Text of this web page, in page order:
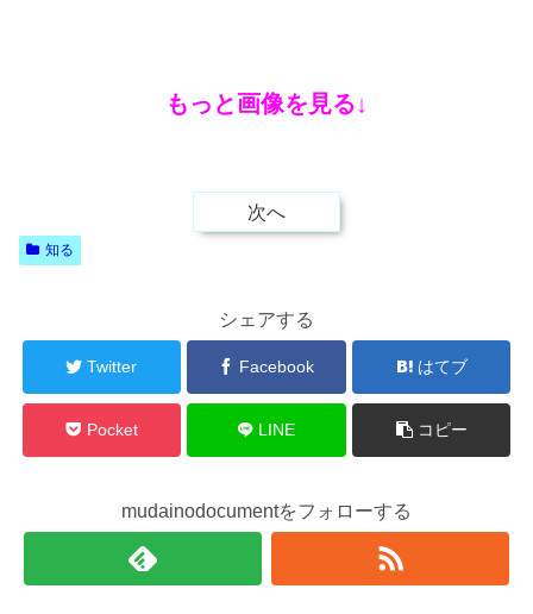
もっと画像を見る↓
次へ
知る
シェアする
Twitter Facebook はてブ
Pocket LINE コピー
mudainodocumentをフォローする